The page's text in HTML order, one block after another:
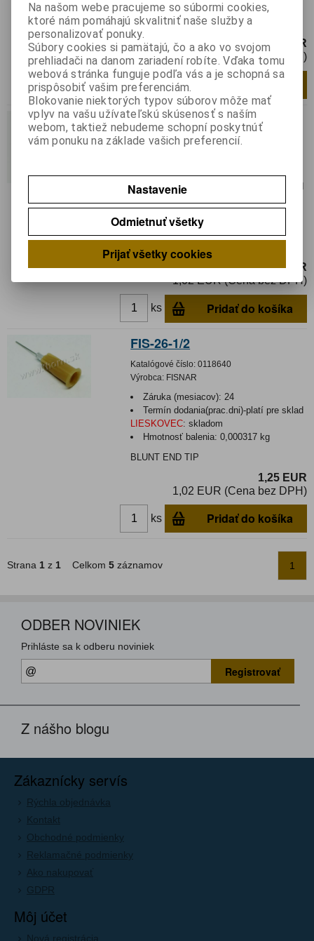
Ihla: oceľová; 0,5"; Rozmer: 23; rovná;
0,33mm; Upevnenie: Luer Lock
1,25 EUR
1,02 EUR (Cena bez DPH)
ks Pridať do košíka
FIS-25-1/2
Katalógové číslo:0118638
Termín dodania(prac.dni)-platí pre sklad
Ihla: oceľová; 0,5"; Rozmer: 25; rovná;
1,25 EUR
1,02 EUR (Cena bez DPH)
ks Pridať do košíka
FIS-26-1/2
Katalógové číslo: 0118640
Výrobca: FISNAR
Záruka (mesiacov): 24
Termín dodania(prac.dni)-platí pre sklad
LIESKOVEC: skladom
Hmotnosť balenia:0,000317 kg
BLUNT END TIP
1,25 EUR
1,02 EUR (Cena bez DPH)
ks Pridať do košíka
Strana 1 z 1 Celkom 5 záznamov 1
ODBER NOVINIEK
Prihláste sa k odberu noviniek
Registrovať
Z nášho blogu
Zákaznícky servís
Rýchla objednávka
Kontakt
Obchodné podmienky
Reklamačné podmienky
Ako nakupovať
GDPR
Môj účet
Nová registrácia
Na našom webe pracujeme so súbormi cookies,
ktoré nám pomáhajú skvalitniť naše služby a
personalizovať ponuky.
Súbory cookies si pamätajú, čo a ako vo svojom
prehliadači na danom zariadení robíte. Vďaka tomu
webová stránka funguje podľa vás a je schopná sa
prispôsobiť vašim preferenciám.
Blokovanie niektorých typov súborov môže mať
vplyv na vašu užívateľskú skúsenosť s naším
webom, taktiež nebudeme schopní poskytnúť
vám ponuku na základe vašich preferencií.
Nastavenie
Odmietnuť všetky
Prijať všetky cookies